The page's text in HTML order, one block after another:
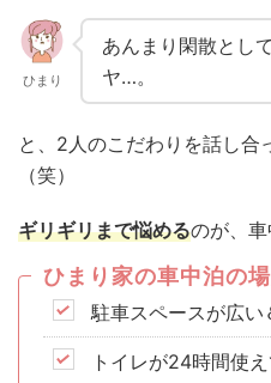
ひまり
あんまり閑散とし
ヤ…。
と、2人のこだわりを話し合
（笑）
ギリギリまで悩めるのが、車
ひまり家の車中泊の
駐車スペースが広い
トイレが24時間使